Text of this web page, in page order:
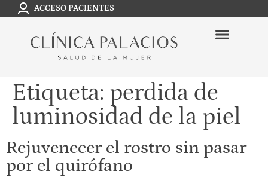
ACCESO PACIENTES
Etiqueta: perdida de
luminosidad de la piel
Rejuvenecer el rostro sin pasar
por el quirófano